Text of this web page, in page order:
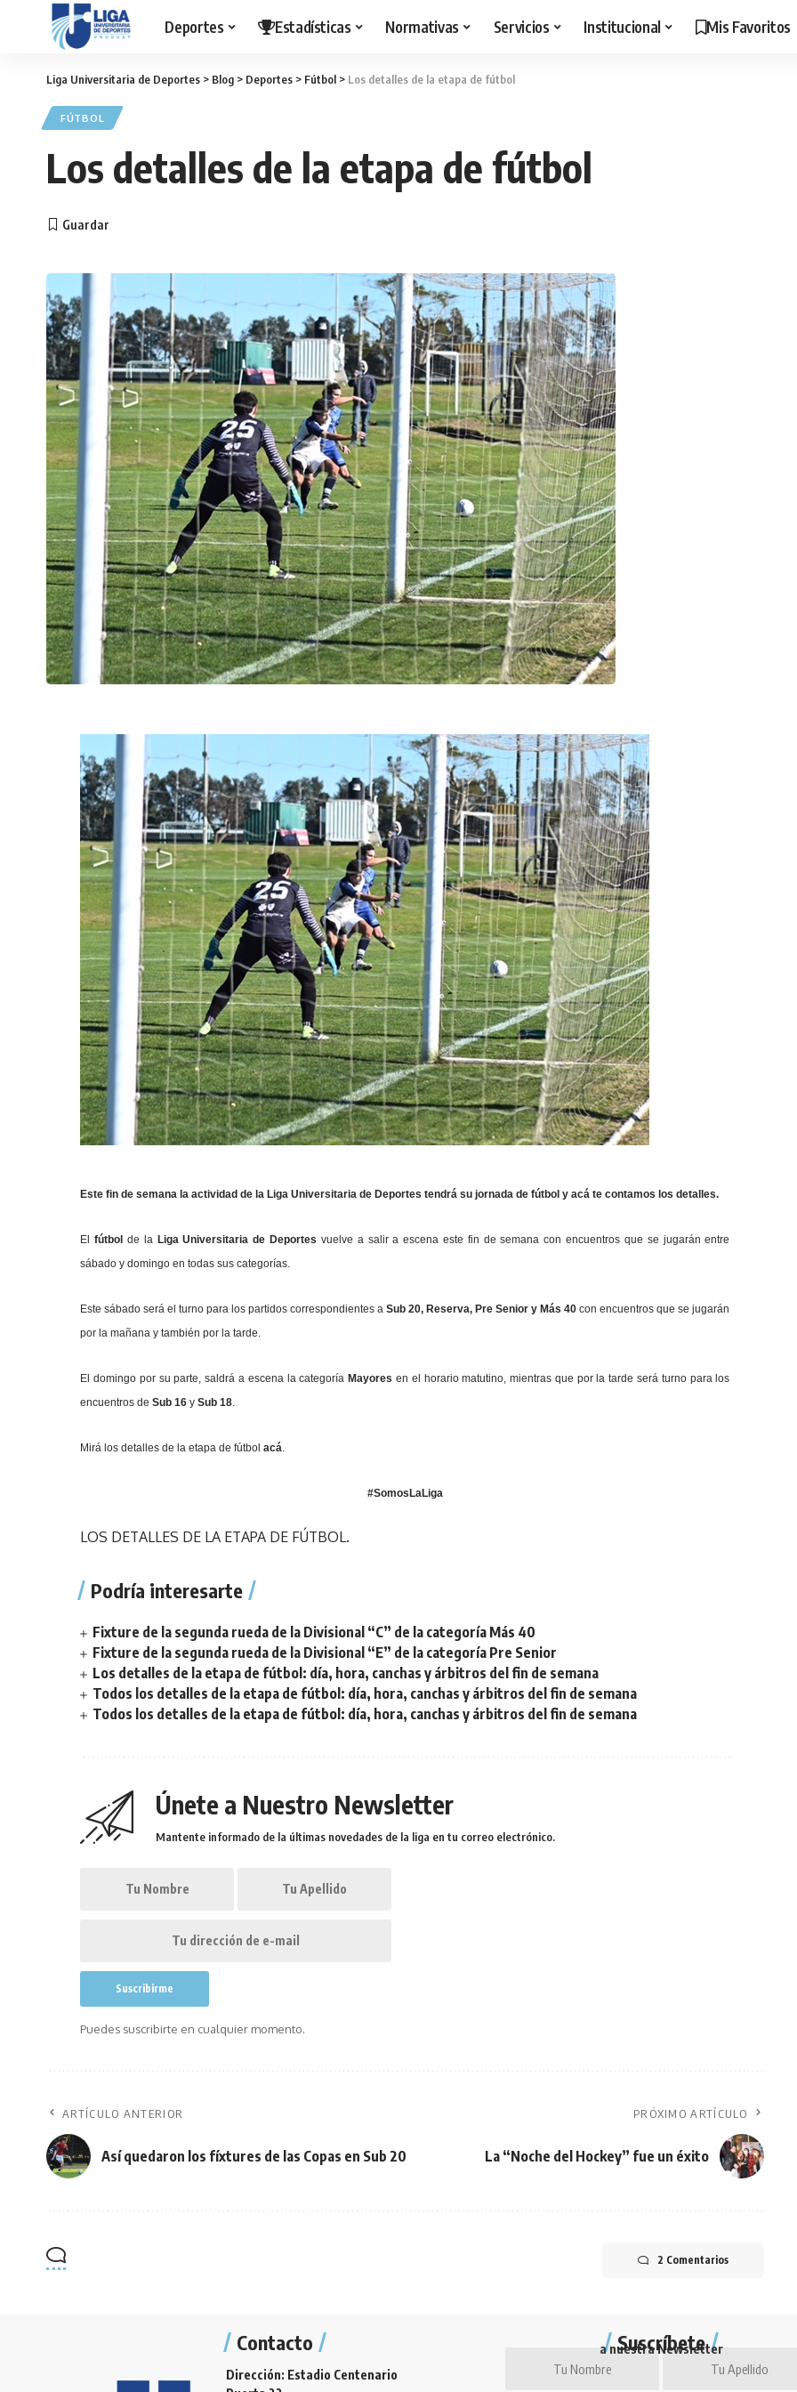
Deportes Estadísticas Normativas Servicios Institucional Mis Favoritos
Liga Universitaria de Deportes > Blog > Deportes > Fútbol > Los detalles de la etapa de fútbol
FÚTBOL
Los detalles de la etapa de fútbol
Este fin de semana la actividad de la Liga Universitaria de Deportes tendrá su jornada de fútbol y acá te contamos los detalles.
Elfútbol de la Liga Universitaria de Deportes vuelve a salir a escena este fin de semana con encuentros que se jugarán entre
sábado y domingo en todas sus categorías.
Este sábado será el turno para los partidos correspondientes aSub 20, Reserva, Pre Senior y Más 40 con encuentros que se jugarán
por la mañana y también por la tarde.
El domingo por su parte, saldrá a escena la categoría Mayores en el horario matutino, mientras que por la tarde será turno para los
encuentros deSub 16 ySub 18.
Mirá los detalles de la etapa de fútbolacá.
#SomosLaLiga
LOS DETALLES DE LA ETAPA DE FÚTBOL.
Podría interesarte
Fixture de la segunda rueda de la Divisional “C” de la categoría Más 40
Fixture de la segunda rueda de la Divisional “E” de la categoría Pre Senior
Los detalles de la etapa de fútbol: día, hora, canchas y árbitros del fin de semana
Todos los detalles de la etapa de fútbol: día, hora, canchas y árbitros del fin de semana
Todos los detalles de la etapa de fútbol: día, hora, canchas y árbitros del fin de semana
Únete a Nuestro Newsletter
Mantente informado de la últimas novedades de la liga en tu correo electrónico.
Puedes suscribirte en cualquier momento.
ARTÍCULO ANTERIOR
Así quedaron los fíxtures de las Copas en Sub 20
PRÓXIMO ARTÍCULO
La “Noche del Hockey” fue un éxito
2 Comentarios
Contacto
Dirección: Estadio Centenario
Suscríbete
a nuestra Newsletter